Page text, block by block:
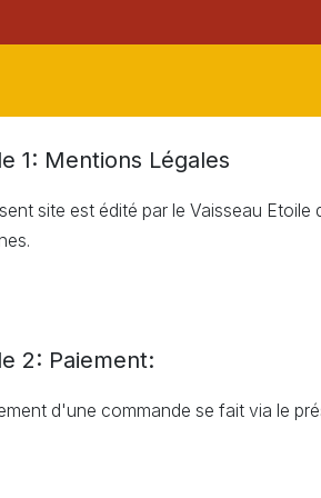
1: Mentions Légales
site est édité par le Vaisseau
2: Paiement:
d'une commande se fait via le